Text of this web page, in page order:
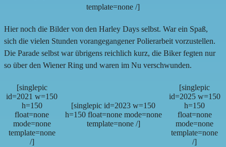
template=none /]
Hier noch die Bilder von den Harley Days selbst. War ein Spaß,
sich die vielen Stunden vorangegangener Polierarbeit vorzustellen.
Die Parade selbst war übrigens reichlich kurz, die Biker fegten nur
so über den Wiener Ring und waren im Nu verschwunden.
[singlepic
id=2021 w=150
h=150
float=none
mode=none
template=none
/]
[singlepic id=2023 w=150
h=150 float=none mode=none
template=none /]
[singlepic
id=2025 w=150
h=150
float=none
mode=none
template=none
/]